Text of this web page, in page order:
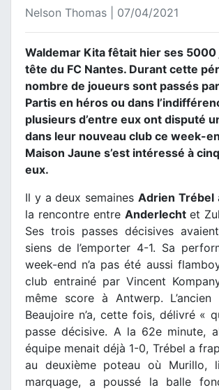
Nelson Thomas | 07/04/2021
Waldemar Kita fêtait hier ses 5000
tête du FC Nantes. Durant cette
nombre de joueurs sont passés
Partis en héros ou dans
plusieurs d’entre eux ont disputé
dans leur nouveau club ce week-
Maison Jaune s’est intéressé à
eux.
Il y a deux semaines Adrien Trébel
la rencontre entre Anderlechtet
Ses trois passes décisives
siens de l’emporter 4-1. Sa
week-end n’a pas été aussi
club entrainé par Vincent
même score à Antwerp.
Beaujoire n’a, cette fois, délivré «
passe décisive. A la 62e minute,
équipe menait déjà 1-0, Trébel a
au deuxième poteau où Murillo,
marquage, a poussé la balle